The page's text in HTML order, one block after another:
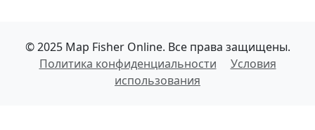
© 2025 Map Fisher Online. Все права защищены.
Политика конфиденциальности
Условия
использования